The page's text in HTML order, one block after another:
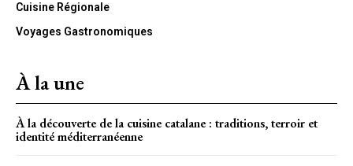
Cuisine Régionale
Voyages Gastronomiques
À la une
À la découverte de la cuisine catalane : traditions, terroir et
identité méditerranéenne